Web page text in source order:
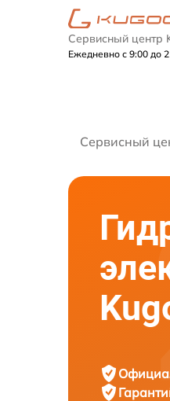
Сервисный центр
Ежедневно с 9:00 до
Сервисный